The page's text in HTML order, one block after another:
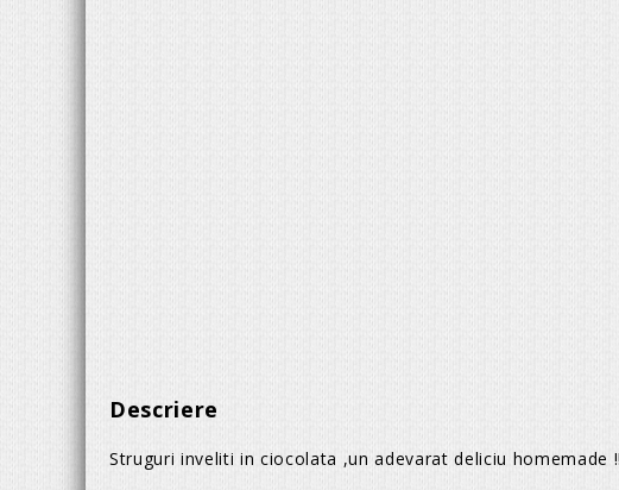
Descriere
Struguri inveliti in ciocolata ,un adevarat deliciu homemade